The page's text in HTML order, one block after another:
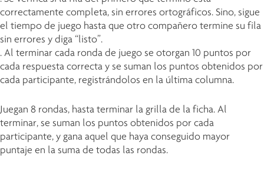
correctamente completa, sin errores ortográficos. Sino, sigue
el tiempo de juego hasta que otro compañero termine su fila
sin errores y diga “listo”.
. Al terminar cada ronda de juego se otorgan 10 puntos por
cada respuesta correcta y se suman los puntos obtenidos por
cada participante, registrándolos en la última columna.
Juegan 8 rondas, hasta terminar la grilla de la ficha. Al
terminar, se suman los puntos obtenidos por cada
participante, y gana aquel que haya conseguido mayor
puntaje en la suma de todas las rondas.